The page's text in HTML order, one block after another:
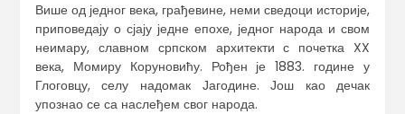
Више од једног века, грађевине, неми сведоци историје,
приповедају о сјају једне епохе, једног народа и свом
неимару, славном српском архитекти с почетка XX
века, Момиру Коруновићу. Рођен је 1883. године у
Глоговцу, селу надомак Јагодине. Још као дечак
упознао се са наслеђем свог народа.